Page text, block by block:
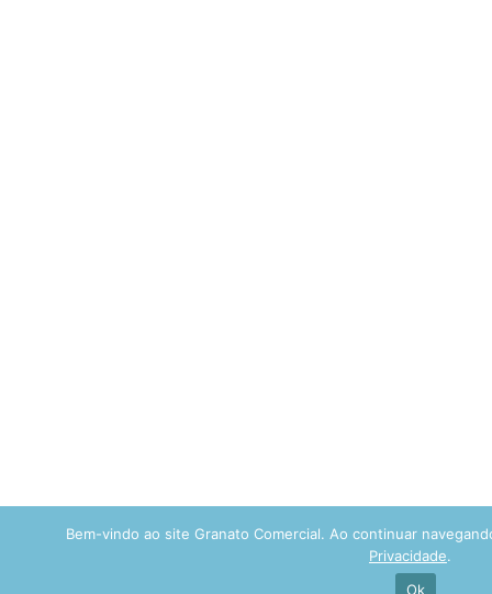
Bem-vindo ao site Granato Comercial. Ao continuar
Privacidade.
Ok